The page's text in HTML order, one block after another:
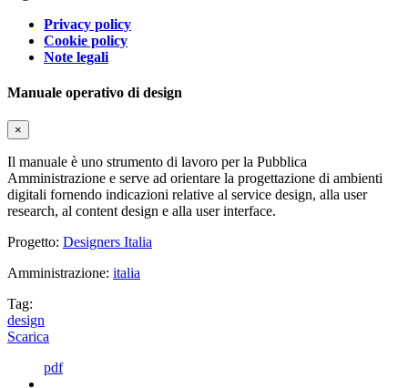
Privacy policy
Cookie policy
Note legali
Manuale operativo di design
×
Il manuale è uno strumento di lavoro per la Pubblica
Amministrazione e serve ad orientare la progettazione di ambienti
digitali fornendo indicazioni relative al service design, alla user
research, al content design e alla user interface.
Progetto: Designers Italia
Amministrazione: italia
Tag:
design
Scarica
pdf